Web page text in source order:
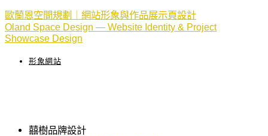
歐蘭恩空間規劃｜網站形象與作品展示頁設計
Oland Space Design — Website Identity & Project
Showcase Design
形象網站
囍樹品牌設計